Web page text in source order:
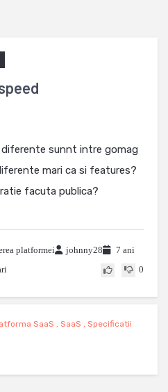
sunnt intre gomag
mari ca si features?
facuta publica?
platformei johnny28
7 ani
0
SaaS , SaaS , Specificatii